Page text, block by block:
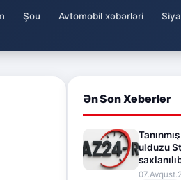
Şou Avtomobil xəbərləri
Ən Son Xəbərlər
ulduzu